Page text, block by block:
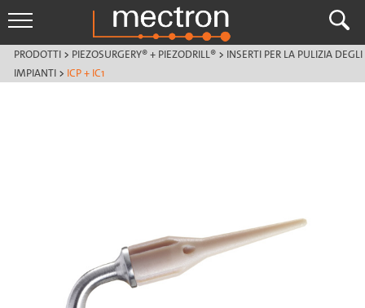
PRODOTTI > PIEZOSURGERY® + PIEZODRILL® > INSERTI PER LA PULIZIA DEGLI
IMPIANTI > ICP + IC1